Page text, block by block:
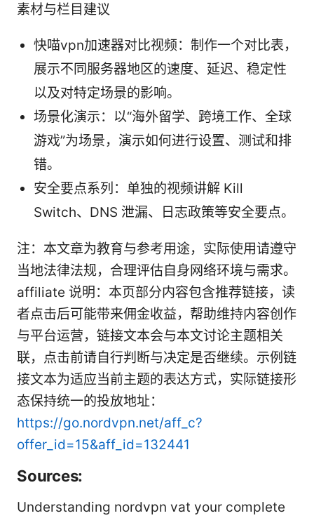
素材与栏目建议
快喵vpn加速器对比视频：制作一个对比表，
展示不同服务器地区的速度、延迟、稳定性
以及对特定场景的影响。
场景化演示：以“海外留学、跨境工作、全球
游戏”为场景，演示如何进行设置、测试和排
错。
安全要点系列：单独的视频讲解 Kill
Switch、DNS 泄漏、日志政策等安全要点。
注：本文章为教育与参考用途，实际使用请遵守
当地法律法规，合理评估自身网络环境与需求。
affiliate 说明：本页部分内容包含推荐链接，读
者点击后可能带来佣金收益，帮助维持内容创作
与平台运营，链接文本会与本文讨论主题相关
联，点击前请自行判断与决定是否继续。示例链
接文本为适应当前主题的表达方式，实际链接形
态保持统一的投放地址：
https://go.nordvpn.net/aff_c?
offer_id=15&aff_id=132441
Sources:
Understanding nordvpn vat your complete